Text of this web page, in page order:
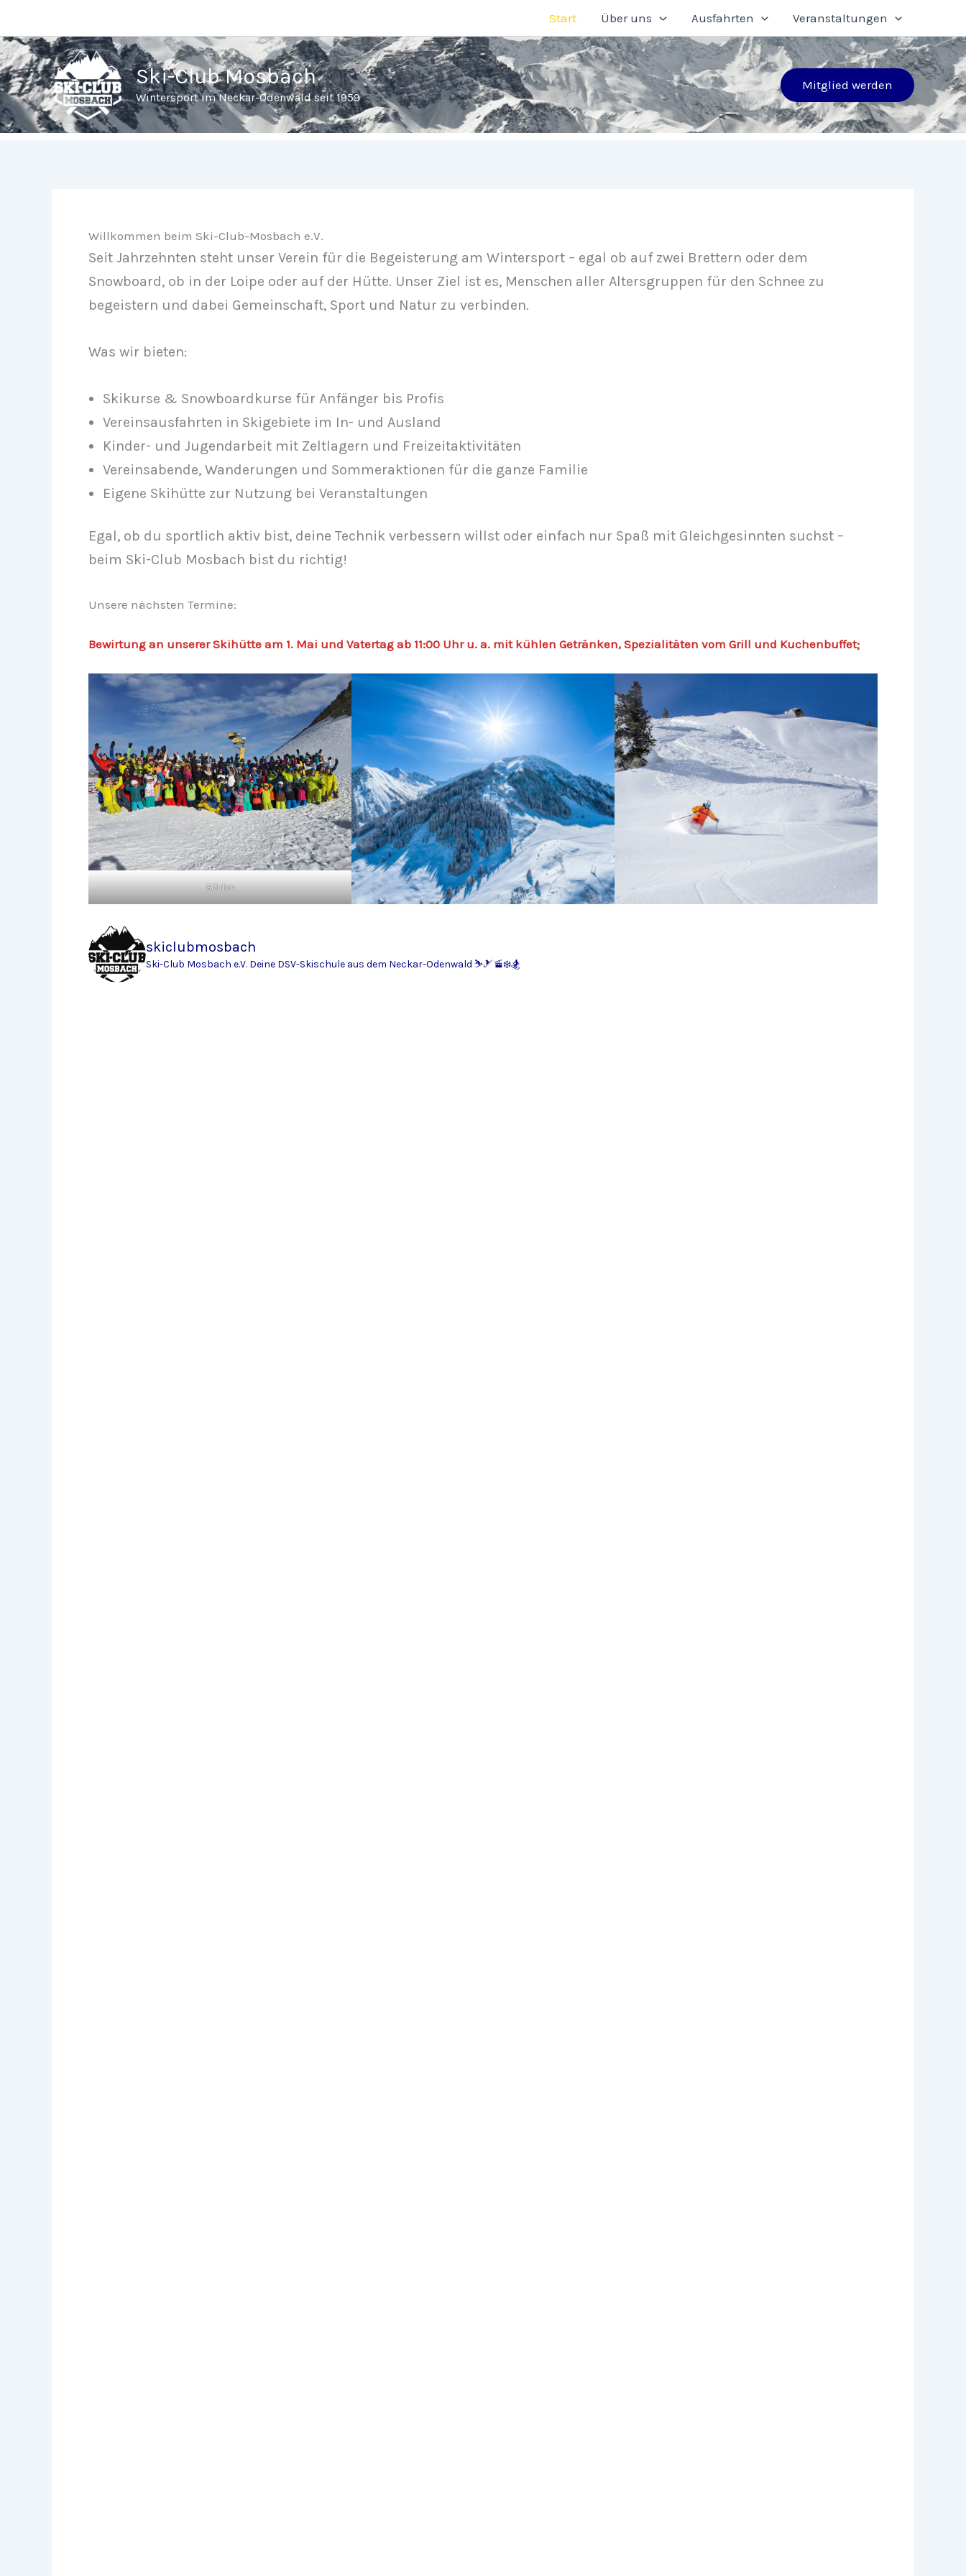
springen
Start Über uns Ausfahrten Veranstaltungen
Ski-Club Mosbach
Wintersport im Neckar-Odenwald seit 1959
Mitglied werden
Willkommen beim Ski-Club-Mosbach e.V.
Seit Jahrzehnten steht unser Verein für die Begeisterung am Wintersport – egal ob auf zwei Brettern oder dem
Snowboard, ob in der Loipe oder auf der Hütte. Unser Ziel ist es, Menschen aller Altersgruppen für den Schnee zu
begeistern und dabei Gemeinschaft, Sport und Natur zu verbinden.
Was wir bieten:
Skikurse & Snowboardkurse für Anfänger bis Profis
Vereinsausfahrten in Skigebiete im In- und Ausland
Kinder- und Jugendarbeit mit Zeltlagern und Freizeitaktivitäten
Vereinsabende, Wanderungen und Sommeraktionen für die ganze Familie
Eigene Skihütte zur Nutzung bei Veranstaltungen
Egal, ob du sportlich aktiv bist, deine Technik verbessern willst oder einfach nur Spaß mit Gleichgesinnten suchst –
beim Ski-Club Mosbach bist du richtig!
Unsere nächsten Termine:
Bewirtung an unserer Skihütte am 1. Mai und Vatertag ab 11:00 Uhr u. a. mit kühlen Getränken, Spezialitäten vom Grill und Kuchenbuffet;
Sölden
skiclubmosbach
Ski-Club Mosbach e.V. Deine DSV-Skischule aus dem Neckar-Odenwald ⛷️🎿🚡❄️🏂